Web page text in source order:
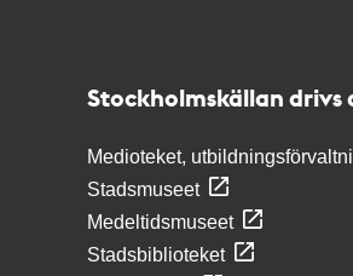
Stockholmskällan drivs
Medioteket,
Stadsmuseet
Medeltidsmuseet
Stadsbiblioteket